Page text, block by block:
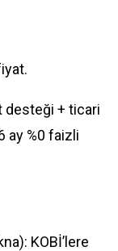
desteği + ticari
ay %0 faizli
KOBİ’lere